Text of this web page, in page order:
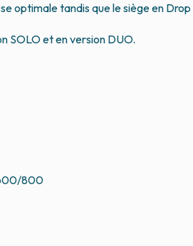
optimale tandis que le siège en
SOLO et en version DUO.
800